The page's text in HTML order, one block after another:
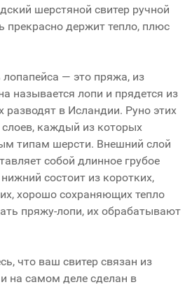
шерстяной свитер ручной
прекрасно держит тепло, плюс
лопапейса — это пряжа, из
называется лопи и прядется из
разводят в Исландии. Руно этих
слоев, каждый из которых
типам шерсти. Внешний слой
собой длинное грубое
состоит из коротких,
хорошо сохраняющих тепло
пряжу-лопи, их обрабатывают
что ваш свитер связан из
на самом деле сделан в